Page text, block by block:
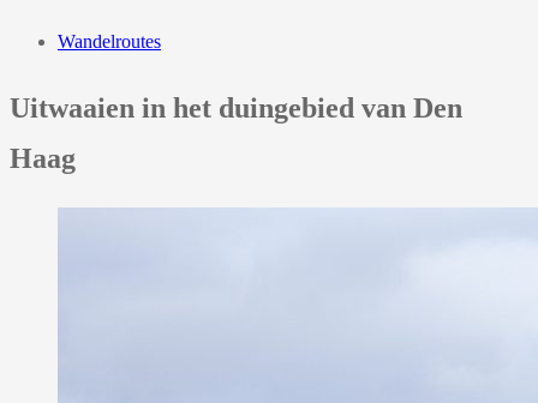
Wandelroutes
Uitwaaien in het duingebied van Den
Haag